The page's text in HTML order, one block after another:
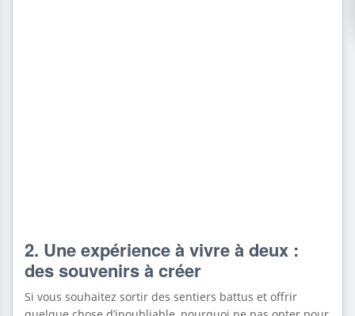
2. Une expérience à vivre à deux :
des souvenirs à créer
Si vous souhaitez sortir des sentiers battus et offrir